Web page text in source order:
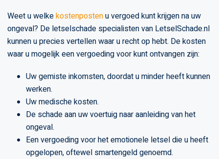
Weet u welkekostenpostenu vergoed kunt krijgen na uw
ongeval? De letselschade specialisten van LetselSchade.nl
kunnen u precies vertellen waar u recht op hebt. De kosten
waar u mogelijk een vergoeding voor kunt ontvangen zijn:
Uw gemiste inkomsten, doordat u minder heeft kunnen
werken.
Uw medische kosten.
De schade aan uw voertuig naar aanleiding van het
ongeval.
Een vergoeding voor het emotionele letsel die u heeft
opgelopen, oftewel smartengeld genoemd.